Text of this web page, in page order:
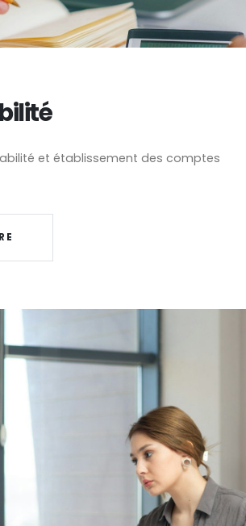
et établissement des comptes